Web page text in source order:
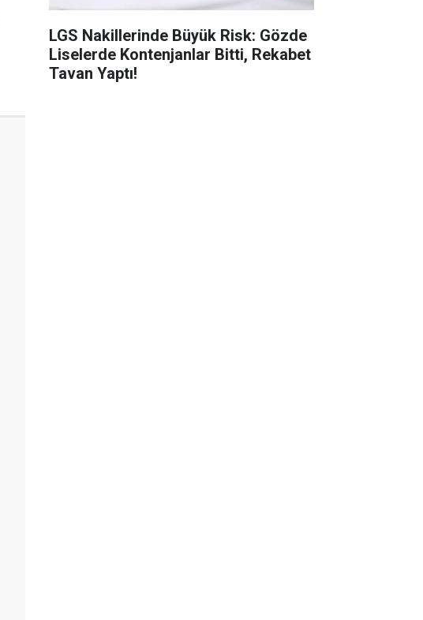
LGS Nakillerinde Büyük Risk: Gözde
Liselerde Kontenjanlar Bitti, Rekabet
Tavan Yaptı!